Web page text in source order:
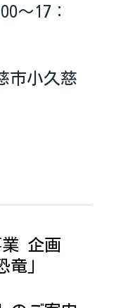
～17：
市小久慈
業 企画
」